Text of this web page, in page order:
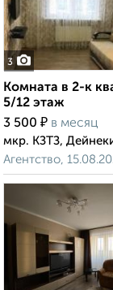
3
Комната в 2-к
5/12 этаж
3 500 ₽ в месяц
мкр. КЗТЗ,
Агентство,